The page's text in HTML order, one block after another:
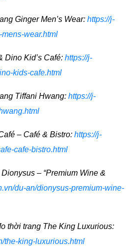
Ginger Men’s Wear: https://j-
wear.html
Dino Kid’s Café: https://j-
kids-cafe.html
Tiffani Hwang: https://j-
– Café & Bistro: https://j-
cafe-bistro.html
– “Premium Wine &
du-an/dionysus-premium-wine-
thời trang The King Luxurious:
the-king-luxurious.html